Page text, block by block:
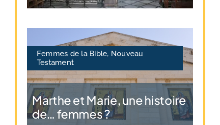
Femmes de la Bible, Nouveau
Testament
Marthe et Marie, une histoire
de… femmes ?